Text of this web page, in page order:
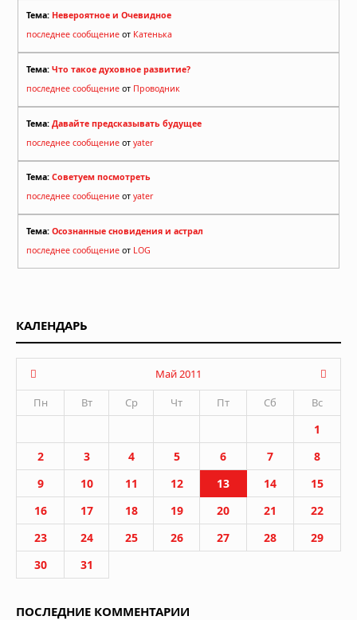
Тема: Невероятное и Очевидное
последнее сообщение от Катенька
Тема: Что такое духовное развитие?
последнее сообщение от Проводник
Тема: Давайте предсказывать будущее
последнее сообщение от yater
Тема: Советуем посмотреть
последнее сообщение от yater
Тема: Осознанные сновидения и астрал
последнее сообщение от LOG
КАЛЕНДАРЬ
Май 2011
Пн
Вт Ср Чт Пт Сб Вс
1
2
3 4 5 6 7
8
9
10 11 12 13 14
15
16
17 18 19 20 21
22
23
24 25 26 27 28
29
30
31
ПОСЛЕДНИЕ КОММЕНТАРИИ